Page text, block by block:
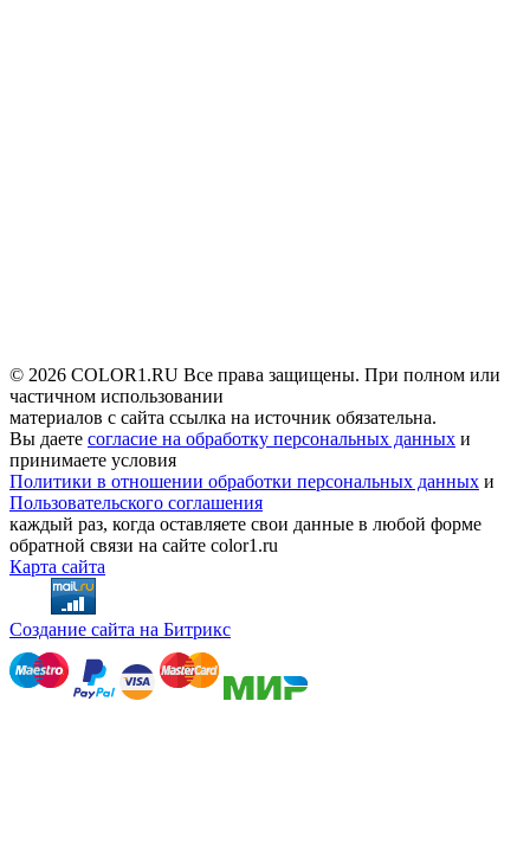
© 2026 COLOR1.RU Все права защищены. При полном или
частичном использовании
материалов с сайта ссылка на источник обязательна.
Вы даете согласие на обработку персональных данных и
принимаете условия
Политики в отношении обработки персональных данных и
Пользовательского соглашения
каждый раз, когда оставляете свои данные в любой форме
обратной связи на сайте color1.ru
Карта сайта
Создание сайта на Битрикс